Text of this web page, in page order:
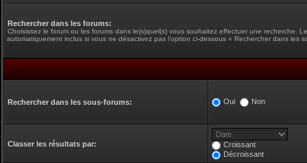
Rechercher dans les forums:
Choisissez le forum ou les forums dans le(s)quel(s) vous souhaitez effectuer une recherche.
automatiquement inclus si vous ne désactivez pas l’option ci-dessous « Rechercher dans les
Rechercher dans les sous-forums: Oui Non
Classer les résultats par:
Croissant
Décroissant